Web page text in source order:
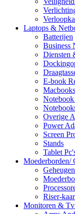
Laptops &
Batterijen
Business
Diensten
E-book
Macbooks
Overige
Power
Screen
Stands
Tablet
Moederborden/
Riser-
Monitoren &